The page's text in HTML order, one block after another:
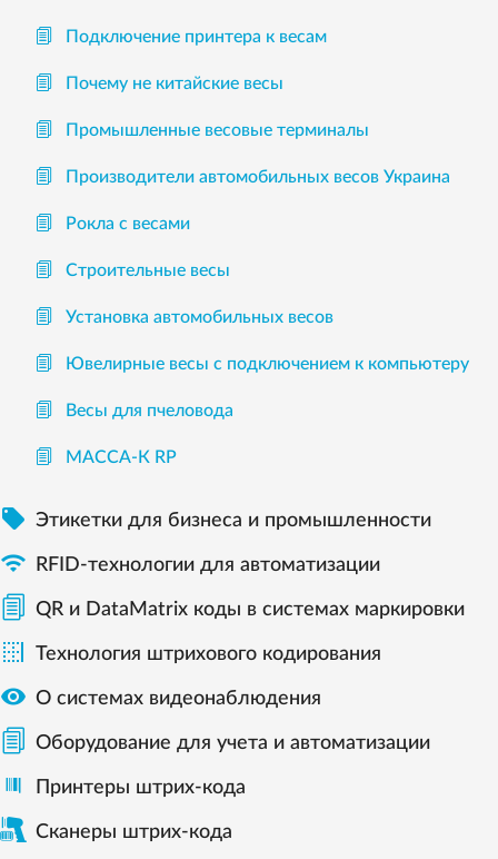
Подключение принтера к весам
Почему не китайские весы
Промышленные весовые терминалы
Производители автомобильных весов Украина
Рокла с весами
Строительные весы
Установка автомобильных весов
Ювелирные весы с подключением к компьютеру
Весы для пчеловода
МАССА-К RP
 Этикетки для бизнеса и промышленности
 RFID-технологии для автоматизации
QR и DataMatrix коды в системах маркировки
 Технология штрихового кодирования
 О системах видеонаблюдения
Оборудование для учета и автоматизации
Принтеры штрих-кода
Сканеры штрих-кода